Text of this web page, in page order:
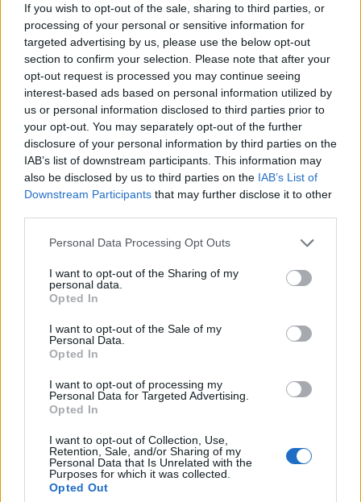
If you wish to opt-out of the sale, sharing to third parties, or
processing of your personal or sensitive information for
targeted advertising by us, please use the below opt-out
section to confirm your selection. Please note that after your
opt-out request is processed you may continue seeing
interest-based ads based on personal information utilized by
us or personal information disclosed to third parties prior to
your opt-out. You may separately opt-out of the further
disclosure of your personal information by third parties on the
IAB’s list of downstream participants. This information may
also be disclosed by us to third parties on the IAB’s List of
Downstream Participants that may further disclose it to other
Please note that this website/app uses one or more Google
not limited to your visit or usage behaviour. You may click to
grant or deny consent to Google and its third-party tags to
use your data for below specified purposes in below Google
consent section.
Personal Data Processing Opt Outs
I want to opt-out of the Sharing of my
personal data.
Opted In
I want to opt-out of the Sale of my
Personal Data.
Opted In
I want to opt-out of processing my
Personal Data for Targeted Advertising.
Opted In
I want to opt-out of Collection, Use,
Retention, Sale, and/or Sharing of my
Personal Data that Is Unrelated with the
Purposes for which it was collected.
Opted Out
Összegyűjtöm azokat amelyek az én fejemben
megfordultak…
Csak egy kis szuverinitásról kell
lemondani - Szabad sajtó,
Lélekszerelő, MAGYART• 2025. március 31.
Régóta figyelem a világot. Főleg azért mert mindig
érdekeltek a miértek, az okok és a hogyanok. Amit
megfigyeltem, az az, hogy sok ember, a számára
tálalt illúziók mentén gondolkodik a világról. A tálalt